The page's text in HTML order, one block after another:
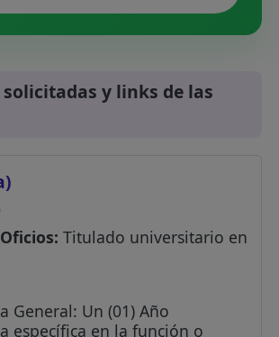
solicitadas y links de las
Titulado universitario en
General: Un (01) Año
específica en la función o